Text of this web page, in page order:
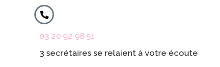
03 20 92 98 51
3 secrétaires se relaient à votre écoute